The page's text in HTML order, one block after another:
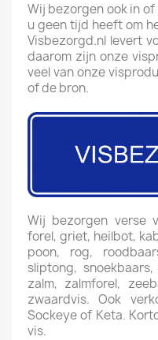
Wij bezorgen ook in
u geen tijd heeft om
Visbezorgd.nl levert
daarom zijn onze
veel van onze
of de bron.
Wij bezorgen verse
forel, griet, heilbot,
poon, rog,
sliptong,
zalm, zalmforel,
zwaardvis. Ook
Sockeye of Keta.
vis.